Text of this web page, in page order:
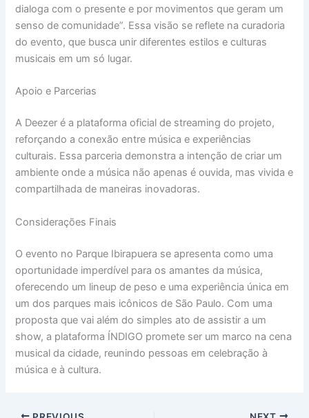
dialoga com o presente e por movimentos que geram um
senso de comunidade”. Essa visão se reflete na curadoria
do evento, que busca unir diferentes estilos e culturas
musicais em um só lugar.
Apoio e Parcerias
A Deezer é a plataforma oficial de streaming do projeto,
reforçando a conexão entre música e experiências
culturais. Essa parceria demonstra a intenção de criar um
ambiente onde a música não apenas é ouvida, mas vivida e
compartilhada de maneiras inovadoras.
Considerações Finais
O evento no Parque Ibirapuera se apresenta como uma
oportunidade imperdível para os amantes da música,
oferecendo um lineup de peso e uma experiência única em
um dos parques mais icônicos de São Paulo. Com uma
proposta que vai além do simples ato de assistir a um
show, a plataforma ÍNDIGO promete ser um marco na cena
musical da cidade, reunindo pessoas em celebração à
música e à cultura.